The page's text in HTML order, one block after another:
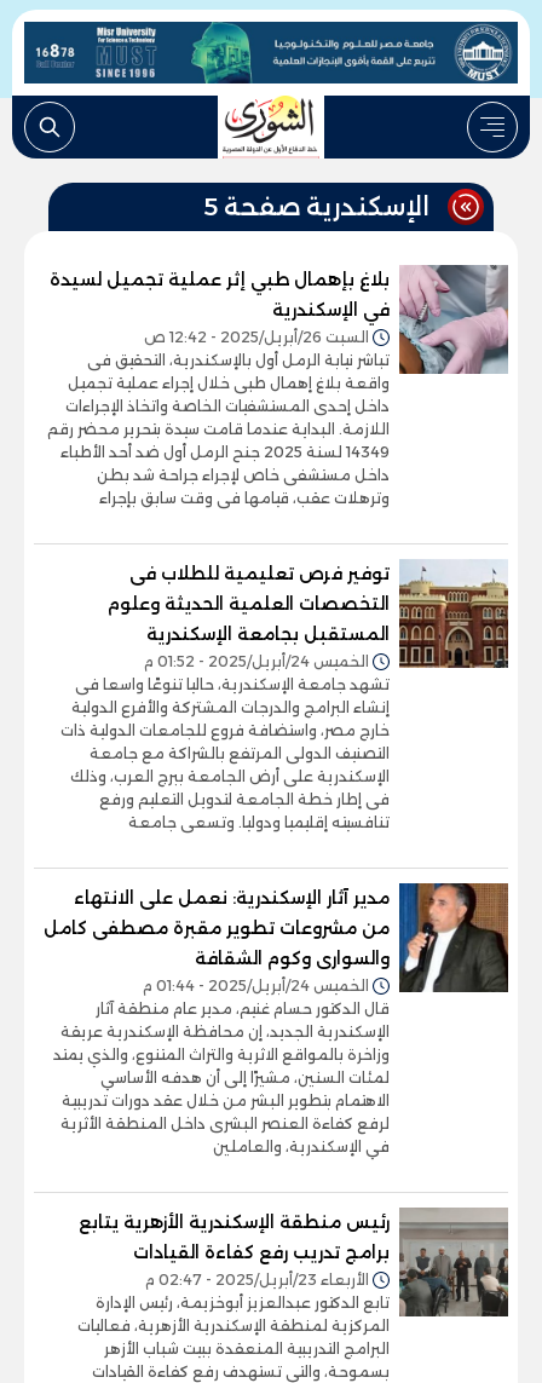
الإسكندرية صفحة 5
بلاغ بإهمال طبي إثر عملية تجميل لسيدة
في الإسكندرية
السبت 26/أبريل/2025 - 12:42 ص
تباشر نيابة الرمل أول بالإسكندرية، التحقيق فى
واقعة بلاغ إهمال طبى خلال إجراء عملية تجميل
داخل إحدى المستشفيات الخاصة واتخاذ الإجراءات
اللازمة. البداية عندما قامت سيدة بتحرير محضر رقم
14349 لسنة 2025 جنح الرمل أول ضد أحد الأطباء
داخل مستشفى خاص لإجراء جراحة شد بطن
وترهلات عقب، قيامها فى وقت سابق بإجراء
توفير فرص تعليمية للطلاب فى
التخصصات العلمية الحديثة وعلوم
المستقبل بجامعة الإسكندرية
الخميس 24/أبريل/2025 - 01:52 م
تشهد جامعة الإسكندرية، حاليا تنوعًا واسعا فى
إنشاء البرامج والدرجات المشتركة والأفرع الدولية
خارج مصر، واستضافة فروع للجامعات الدولية ذات
التصنيف الدولى المرتفع بالشراكة مع جامعة
الإسكندرية على أرض الجامعة ببرج العرب، وذلك
فى إطار خطة الجامعة لتدويل التعليم ورفع
تنافسيته إقليميا ودوليا. وتسعى جامعة
مدير آثار الإسكندرية: نعمل على الانتهاء
من مشروعات تطوير مقبرة مصطفى كامل
والسوارى وكوم الشقافة
الخميس 24/أبريل/2025 - 01:44 م
قال الدكتور حسام غنيم، مدير عام منطقة آثار
الإسكندرية الجديد، إن محافظة الإسكندرية عريقة
وزاخرة بالمواقع الاثرية والتراث المتنوع، والذي يمتد
لمئات السنين، مشيرًا إلى أن هدفه الأساسي
الاهتمام بتطوير البشر من خلال عقد دورات تدريبية
لرفع كفاءة العنصر البشرى داخل المنطقة الأثرية
في الإسكندرية، والعاملين
رئيس منطقة الإسكندرية الأزهرية يتابع
برامج تدريب رفع كفاءة القيادات
الأربعاء 23/أبريل/2025 - 02:47 م
تابع الدكتور عبدالعزيز أبوخزيمة، رئيس الإدارة
المركزية لمنطقة الإسكندرية الأزهرية، فعاليات
البرامج التدريبية المنعقدة ببيت شباب الأزهر
بسموحة، والتي تستهدف رفع كفاءة القيادات